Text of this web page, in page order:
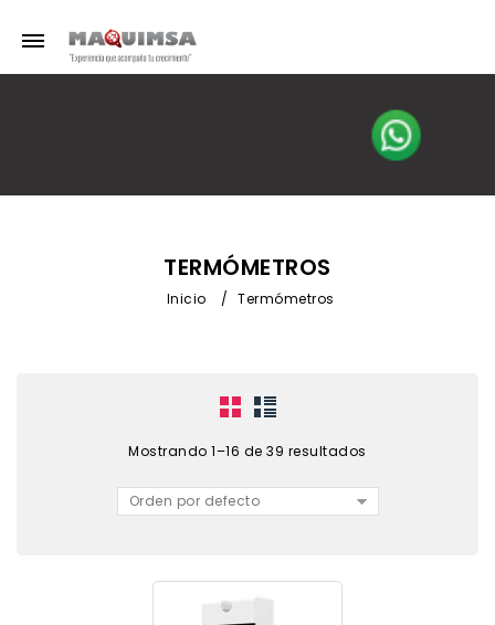
TERMÓMETROS
Inicio / Termómetros
Mostrando 1–16 de 39 resultados
Orden por defecto